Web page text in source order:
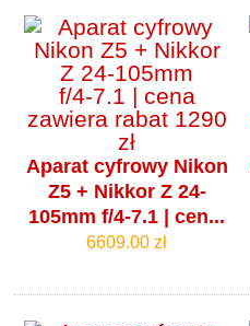
Aparat cyfrowy Nikon
Z5 + Nikkor Z 24-
105mm f/4‑7.1 | cen...
6609.00 zł